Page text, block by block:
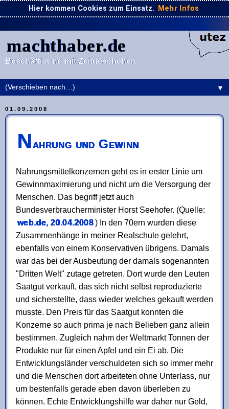
Hier kommen Cookies zum Einsatz. Mehr Infos
machthaber.de
Beschäftigung mit Zeitgeschehen
▼
01.09.2008
Nahrung und Gewinn
Nahrungsmittelkonzernen geht es in erster Linie um
Gewinnmaximierung und nicht um die Versorgung der
Menschen. Das begriff jetzt auch
Bundesverbraucherminister Horst Seehofer. (Quelle:
web.de, 20.04.2008) In den 70ern wurden diese
Zusammenhänge in meiner Realschule gelehrt,
ebenfalls von einem Konservativen übrigens. Damals
war das bei der Ausbeutung der damals sogenannten
"Dritten Welt" zutage getreten. Dort wurde den Leuten
Saatgut verkauft, das sich nicht selbst reproduzierte
und sicherstellte, dass wieder welches gekauft werden
musste. Den Preis für das Saatgut konnten die
Konzerne so auch prima je nach Belieben ganz allein
bestimmen. Zugleich nahm der Weltmarkt Tonnen der
Produkte nur für einen Apfel und ein Ei ab. Die
Entwicklungsländer verschuldeten sich so immer mehr
und die Menschen dort arbeiteten ohne Unterlass, nur
um bestenfalls gerade eben davon überleben zu
können. Echte Entwicklungshilfe war daher nur Geld,